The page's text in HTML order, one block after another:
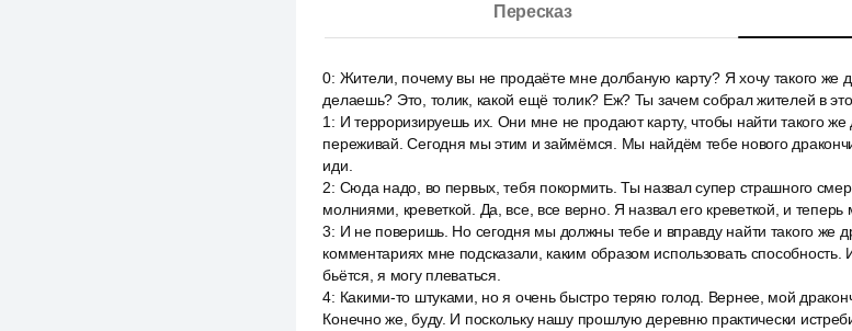
Пересказ
0: Жители, почему вы не продаёте мне долбаную карту? Я хочу такого же
делаешь? Это, толик, какой ещё толик? Еж? Ты зачем собрал жителей в
1 : И терроризируешь их. Они мне не продают карту, чтобы найти такого же
переживай. Сегодня мы этим и займёмся. Мы найдём тебе нового
иди.
2: Сюда надо, во первых, тебя покормить. Ты назвал супер страшного
молниями, креветкой. Да, все, все верно. Я назвал его креветкой, и
3: И не поверишь. Но сегодня мы должны тебе и вправду найти такого же
комментариях мне подсказали, каким образом использовать
бьётся, я могу плеваться.
4: Какими-то штуками, но я очень быстро теряю голод. Вернее, мой
Конечно же, буду. И поскольку нашу прошлую деревню практически